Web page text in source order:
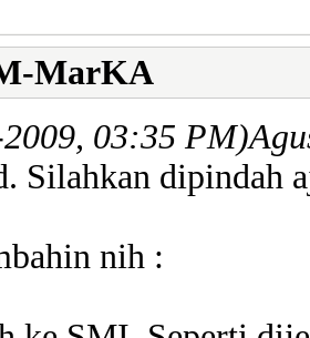
MarKA
03:35 PM)
Silahkan dipindah
nih :